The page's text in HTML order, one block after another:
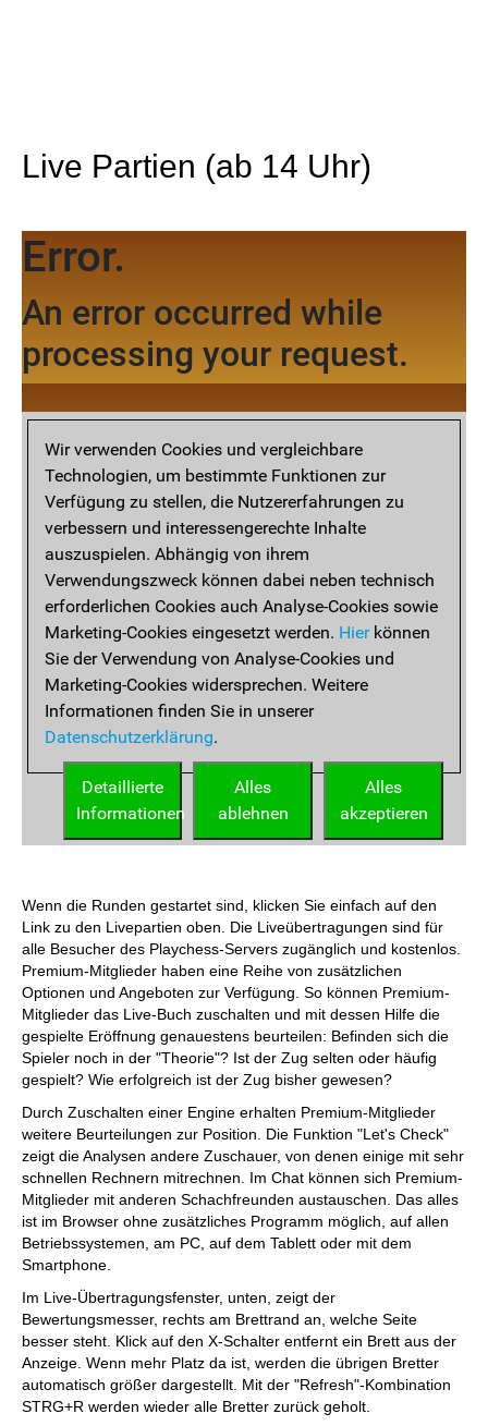
Live Partien (ab 14 Uhr)
Wenn die Runden gestartet sind, klicken Sie einfach auf den
Link zu den Livepartien oben. Die Liveübertragungen sind für
alle Besucher des Playchess-Servers zugänglich und kostenlos.
Premium-Mitglieder haben eine Reihe von zusätzlichen
Optionen und Angeboten zur Verfügung. So können Premium-
Mitglieder das Live-Buch zuschalten und mit dessen Hilfe die
gespielte Eröffnung genauestens beurteilen: Befinden sich die
Spieler noch in der "Theorie"? Ist der Zug selten oder häufig
gespielt? Wie erfolgreich ist der Zug bisher gewesen?
Durch Zuschalten einer Engine erhalten Premium-Mitglieder
weitere Beurteilungen zur Position. Die Funktion "Let's Check"
zeigt die Analysen andere Zuschauer, von denen einige mit sehr
schnellen Rechnern mitrechnen. Im Chat können sich Premium-
Mitglieder mit anderen Schachfreunden austauschen. Das alles
ist im Browser ohne zusätzliches Programm möglich, auf allen
Betriebssystemen, am PC, auf dem Tablett oder mit dem
Smartphone.
Im Live-Übertragungsfenster, unten, zeigt der
Bewertungsmesser, rechts am Brettrand an, welche Seite
besser steht. Klick auf den X-Schalter entfernt ein Brett aus der
Anzeige. Wenn mehr Platz da ist, werden die übrigen Bretter
automatisch größer dargestellt. Mit der "Refresh"-Kombination
STRG+R werden wieder alle Bretter zurück geholt.